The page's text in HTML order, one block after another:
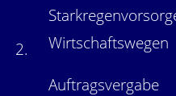
2.
Wirtschaftswegen
Auftragsvergabe